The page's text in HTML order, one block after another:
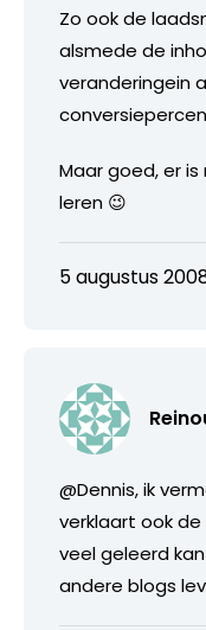
Zo ook de
alsmede de
veranderingein
Maar goed, er
leren 😉
5 augustus
@Dennis, ik
verklaart ook de
veel geleerd
andere blogs